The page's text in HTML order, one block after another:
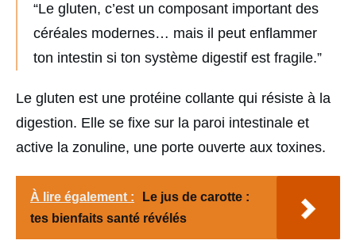
“Le gluten, c’est un composant important des
céréales modernes… mais il peut enflammer
ton intestin si ton système digestif est fragile.”
Le gluten est une protéine collante qui résiste à la
digestion. Elle se fixe sur la paroi intestinale et
active la zonuline, une porte ouverte aux toxines.
À lire également :
Le jus de carotte :
tes bienfaits santé révélés